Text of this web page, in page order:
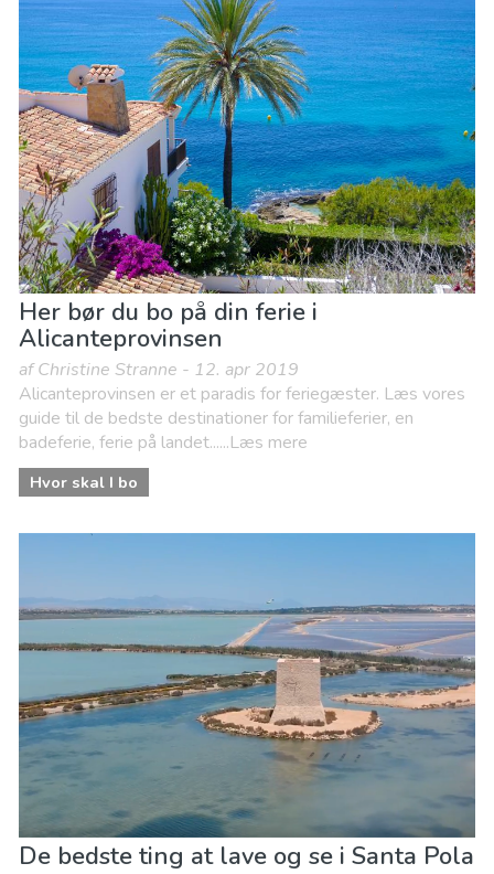
Her bør du bo på din ferie i
Alicanteprovinsen
af Christine Stranne - 12. apr 2019
Alicanteprovinsen er et paradis for feriegæster. Læs vores
guide til de bedste destinationer for familieferier, en
badeferie, ferie på landet......Læs mere
Hvor skal I bo
De bedste ting at lave og se i Santa Pola